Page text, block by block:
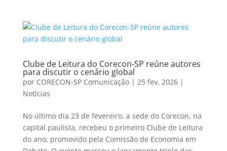
Clube de Leitura do Corecon-SP reúne autores
para discutir o cenário global
por CORECON-SP Comunicação| 25 fev, 2026|
Notícias
No último dia 23 de fevereiro, a sede do Corecon, na
capital paulista, recebeu o primeiro Clube de Leitura
do ano, promovido pela Comissão de Economia em